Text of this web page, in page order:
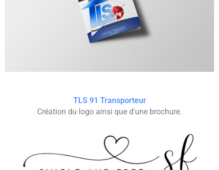
TLS 91 Transporteur
Création du logo ainsi que d'une brochure.